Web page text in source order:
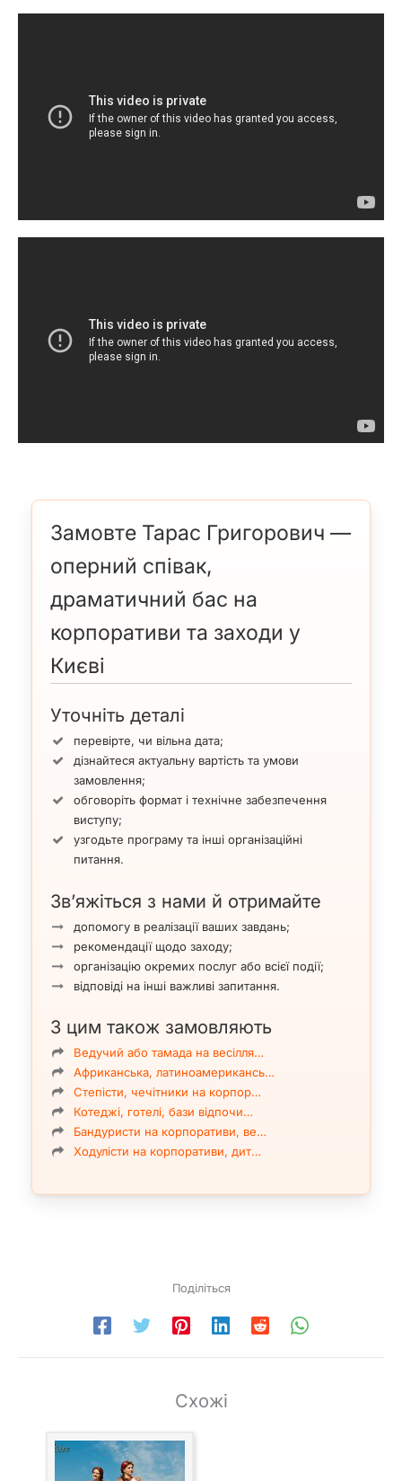
Замовте Тарас Григорович —
оперний співак,
драматичний бас на
корпоративи та заходи у
Києві
Уточніть деталі
перевірте, чи вільна дата;
дізнайтеся актуальну вартість та умови
замовлення;
обговоріть формат і технічне забезпечення
виступу;
узгодьте програму та інші організаційні
питання.
Зв’яжіться з нами й отримайте
допомогу в реалізації ваших завдань;
рекомендації щодо заходу;
організацію окремих послуг або всієї події;
відповіді на інші важливі запитання.
З цим також замовляють
Ведучий або тамада на весілля…
Африканська, латиноамерикансь…
Степісти, чечітники на корпор…
Котеджі, готелі, бази відпочи…
Бандуристи на корпоративи, ве…
Ходулісти на корпоративи, дит…
Поділіться
Схожі